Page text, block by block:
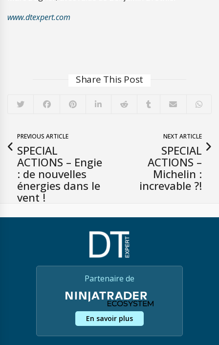
www.dtexpert.com
Share This Post
PREVIOUS ARTICLE
SPECIAL
ACTIONS – Engie
: de nouvelles
énergies dans le
vent !
NEXT ARTICLE
SPECIAL
ACTIONS –
Michelin :
increvable ?!
Partenaire de
En savoir plus